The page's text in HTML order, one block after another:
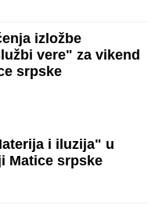
izložbe
vere" za vikend
srpske
i iluzija" u
Matice srpske